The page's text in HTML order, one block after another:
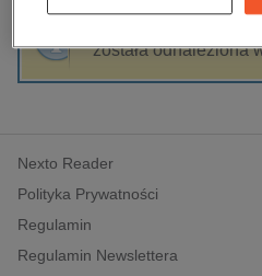
edukacja
hobby, sport, rozrywka
komputery, internet,
polityka, społeczno-
psychologiczne
inne
popularno-naukowe
została odnaleziona
Nexto Reader
Polityka Prywatności
Regulamin
Regulamin Newslettera